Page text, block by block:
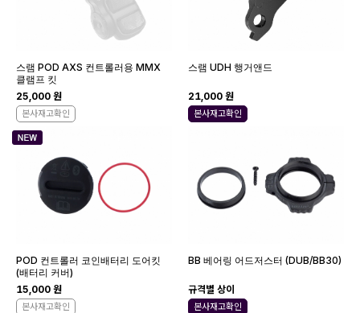
스램 POD AXS 컨트롤러용 MMX
클램프 킷
25,000 원
본사재고확인
스램 UDH 행거앤드
21,000 원
본사재고확인
POD 컨트롤러 코인배터리 도어킷
(배터리 커버)
15,000 원
본사재고확인
BB 베어링 어드저스터 (DUB/BB30)
규격별 상이
본사재고확인